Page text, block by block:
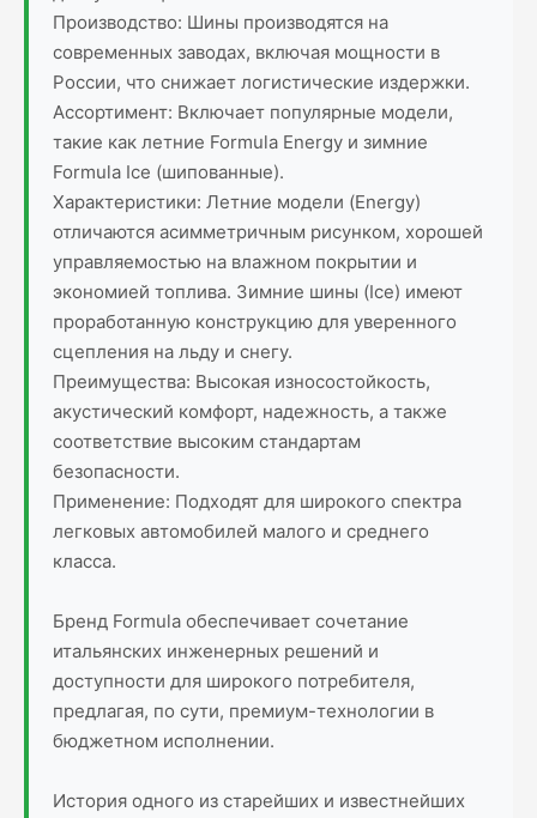
Производство: Шины производятся на
современных заводах, включая мощности в
России, что снижает логистические издержки.
Ассортимент: Включает популярные модели,
такие как летние Formula Energy и зимние
Formula Ice (шипованные).
Характеристики: Летние модели (Energy)
отличаются асимметричным рисунком, хорошей
управляемостью на влажном покрытии и
экономией топлива. Зимние шины (Ice) имеют
проработанную конструкцию для уверенного
сцепления на льду и снегу.
Преимущества: Высокая износостойкость,
акустический комфорт, надежность, а также
соответствие высоким стандартам
безопасности.
Применение: Подходят для широкого спектра
легковых автомобилей малого и среднего
класса.
Бренд Formula обеспечивает сочетание
итальянских инженерных решений и
доступности для широкого потребителя,
предлагая, по сути, премиум-технологии в
бюджетном исполнении.
История одного из старейших и известнейших